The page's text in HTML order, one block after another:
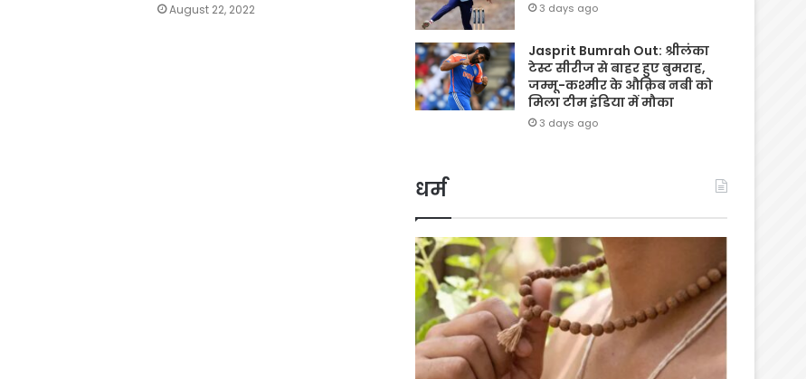
August 22, 2022 3 days ago
Jasprit Bumrah Out: श्रीलंका
टेस्ट सीरीज से बाहर हुए बुमराह,
जम्मू-कश्मीर के औक़िब नबी को
मिला टीम इंडिया में मौका
3 days ago
धर्म